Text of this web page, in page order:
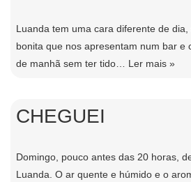
Luanda tem uma cara diferente de
bonita que nos apresentam num bar e
de manhã sem ter tido… Ler mais »
CHEGUEI
Domingo, pouco antes das 20 horas,
Luanda. O ar quente e húmido e o